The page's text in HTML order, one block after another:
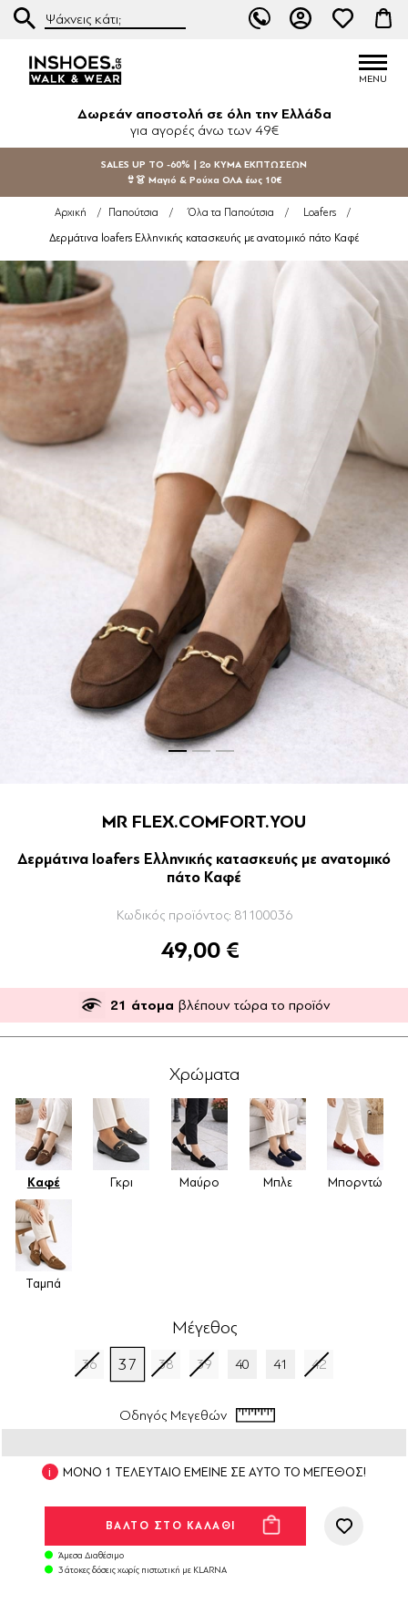
Δωρεάν αποστολή σε όλη την Ελλάδα
για αγορές άνω των 49€
SALES UP TO -60% | 2ο ΚΥΜΑ ΕΚΠΤΩΣΕΩΝ
👙👗 Μαγιό & Ρούχα ΟΛΑ έως 10€
Αρχική / Παπούτσια / Όλα τα Παπούτσια / Loafers /
Δερμάτινα loafers Ελληνικής κατασκευής με ανατομικό πάτο Καφέ
MR FLEX.COMFORT.YOU
Δερμάτινα loafers Ελληνικής κατασκευής με ανατομικό
πάτο Καφέ
Κωδικός προϊόντος: 81100036
49,00 €
21 άτομα βλέπουν τώρα το προϊόν
Χρώματα
Καφέ Γκρι Μαύρο Μπλε Μπορντώ
Ταμπά
Μέγεθος
36 37 38 39 40 41 42
Οδηγός Μεγεθών
ΜΟΝΟ 1 ΤΕΛΕΥΤΑΙΟ ΕΜΕΙΝΕ ΣΕ ΑΥΤΟ ΤΟ ΜΕΓΕΘΟΣ!
Άμεσα Διαθέσιμο
3 άτοκες δόσεις χωρίς πιστωτική με KLARNA